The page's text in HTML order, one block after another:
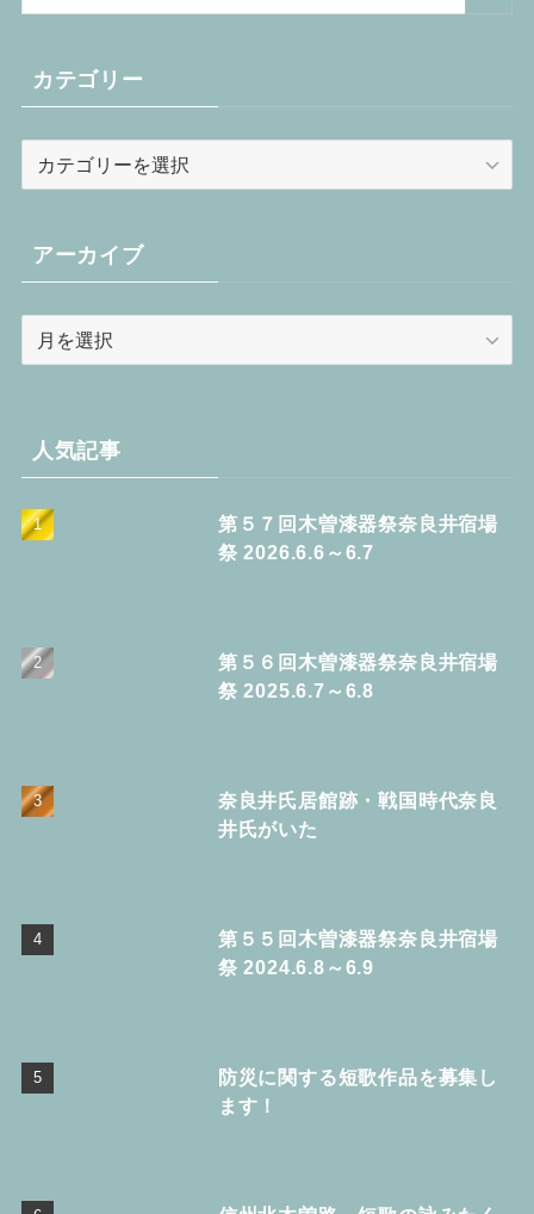
カテゴリー
リ
ー
アーカイブ
ブ人気記事
第５７回木曽漆器祭奈良井宿場
祭 2026.6.6～6.7
第５６回木曽漆器祭奈良井宿場
祭 2025.6.7～6.8
奈良井氏居館跡・戦国時代奈良
井氏がいた
第５５回木曽漆器祭奈良井宿場
祭 2024.6.8～6.9
防災に関する短歌作品を募集し
ます！